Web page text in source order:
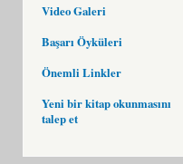
Video Galeri
Başarı Öyküleri
Önemli Linkler
Yeni bir kitap okunmasını
talep et